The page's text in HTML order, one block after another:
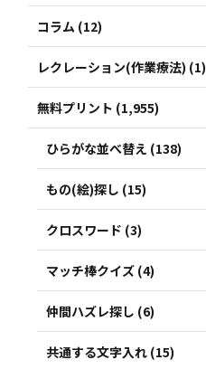
コラム (12)
レクレーション(作業療法) (1)
無料プリント (1,955)
ひらがな並べ替え (138)
もの(絵)探し (15)
クロスワード (3)
マッチ棒クイズ (4)
仲間ハズレ探し (6)
共通する文字入れ (15)